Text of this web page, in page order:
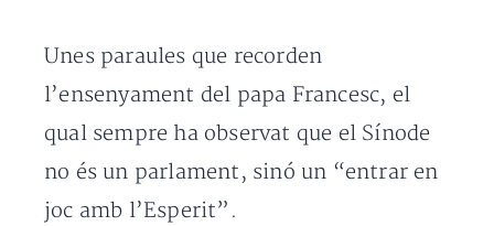
Unes paraules que recorden
l’ensenyament del papa Francesc, el
qual sempre ha observat que el Sínode
no és un parlament, sinó un “entrar en
joc amb l’Esperit”.